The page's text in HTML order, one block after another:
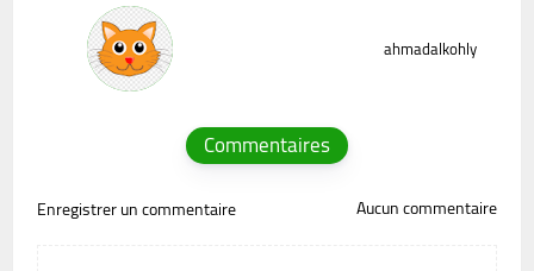
ahmadalkohly
Commentaires
Aucun commentaire
Enregistrer un commentaire